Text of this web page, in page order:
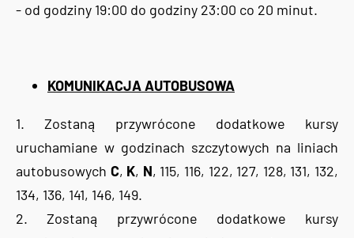
- od godziny 19:00 do godziny 23:00 co 20 minut.
KOMUNIKACJA AUTOBUSOWA
1. Zostaną przywrócone dodatkowe kursy
uruchamiane w godzinach szczytowych na liniach
autobusowych C, K, N, 115, 116, 122, 127, 128, 131, 132,
134, 136, 141, 146, 149.
2. Zostaną przywrócone dodatkowe kursy